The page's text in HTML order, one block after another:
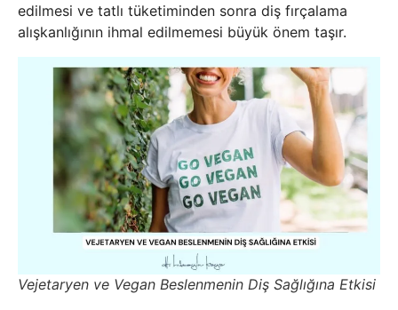
edilmesi ve tatlı tüketiminden sonra diş fırçalama
alışkanlığının ihmal edilmemesi büyük önem taşır.
Vejetaryen ve Vegan Beslenmenin Diş Sağlığına Etkisi